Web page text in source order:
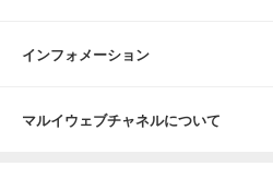
インフォメーション
マルイウェブチャネルについて